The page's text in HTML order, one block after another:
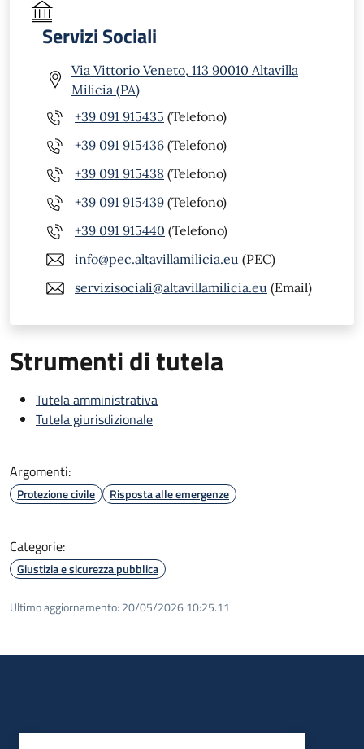
Servizi Sociali
Via Vittorio Veneto, 113 90010 Altavilla
Milicia (PA)
+39 091 915435 (Telefono)
+39 091 915436 (Telefono)
+39 091 915438 (Telefono)
+39 091 915439 (Telefono)
+39 091 915440 (Telefono)
info@pec.altavillamilicia.eu (PEC)
servizisociali@altavillamilicia.eu (Email)
Strumenti di tutela
Tutela amministrativa
Tutela giurisdizionale
Argomenti:
Protezione civile Risposta alle emergenze
Categorie:
Giustizia e sicurezza pubblica
Ultimo aggiornamento: 20/05/2026 10:25.11